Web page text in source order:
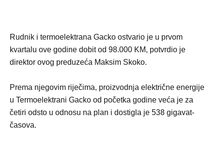
Rudnik i termoelektrana Gacko ostvario je u prvom
kvartalu ove godine dobit od 98.000 KM, potvrdio je
direktor ovog preduzeća Maksim Skoko.
Prema njegovim riječima, proizvodnja električne energije
u Termoelektrani Gacko od početka godine veća je za
četiri odsto u odnosu na plan i dostigla je 538 gigavat-
časova.